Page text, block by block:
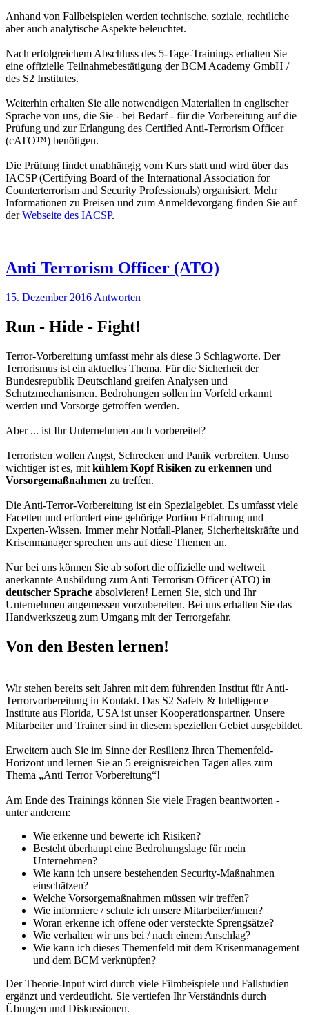
Anhand von Fallbeispielen werden technische, soziale, rechtliche
aber auch analytische Aspekte beleuchtet.
Nach erfolgreichem Abschluss des 5-Tage-Trainings erhalten Sie
eine offizielle Teilnahmebestätigung der BCM Academy GmbH /
des S2 Institutes.
Weiterhin erhalten Sie alle notwendigen Materialien in englischer
Sprache von uns, die Sie - bei Bedarf - für die Vorbereitung auf die
Prüfung und zur Erlangung des Certified Anti-Terrorism Officer
(cATO™) benötigen.
Die Prüfung findet unabhängig vom Kurs statt und wird über das
IACSP (Certifying Board of the International Association for
Counterterrorism and Security Professionals) organisiert. Mehr
Informationen zu Preisen und zum Anmeldevorgang finden Sie auf
derWebseite des IACSP.
Anti Terrorism Officer (ATO)
15. Dezember 2016 Antworten
Run - Hide - Fight!
Terror-Vorbereitung umfasst mehr als diese 3 Schlagworte. Der
Terrorismus ist ein aktuelles Thema. Für die Sicherheit der
Bundesrepublik Deutschland greifen Analysen und
Schutzmechanismen. Bedrohungen sollen im Vorfeld erkannt
werden und Vorsorge getroffen werden.
Aber ... ist Ihr Unternehmen auch vorbereitet?
Terroristen wollen Angst, Schrecken und Panik verbreiten. Umso
wichtiger ist es, mit kühlem Kopf Risiken zu erkennen und
Vorsorgemaßnahmen zu treffen.
Die Anti-Terror-Vorbereitung ist ein Spezialgebiet. Es umfasst viele
Facetten und erfordert eine gehörige Portion Erfahrung und
Experten-Wissen. Immer mehr Notfall-Planer, Sicherheitskräfte und
Krisenmanager sprechen uns auf diese Themen an.
Nur bei uns können Sie ab sofort die offizielle und weltweit
anerkannte Ausbildung zum Anti Terrorism Officer (ATO) in
deutscher Sprache absolvieren! Lernen Sie, sich und Ihr
Unternehmen angemessen vorzubereiten. Bei uns erhalten Sie das
Handwerkszeug zum Umgang mit der Terrorgefahr.
Von den Besten lernen!
Wir stehen bereits seit Jahren mit dem führenden Institut für Anti-
Terrorvorbereitung in Kontakt. Das S2 Safety & Intelligence
Institute aus Florida, USA ist unser Kooperationspartner. Unsere
Mitarbeiter und Trainer sind in diesem speziellen Gebiet ausgebildet.
Erweitern auch Sie im Sinne der Resilienz Ihren Themenfeld-
Horizont und lernen Sie an 5 ereignisreichen Tagen alles zum
Thema „Anti Terror Vorbereitung“!
Am Ende des Trainings können Sie viele Fragen beantworten -
unter anderem:
Wie erkenne und bewerte ich Risiken?
Besteht überhaupt eine Bedrohungslage für mein
Unternehmen?
Wie kann ich unsere bestehenden Security-Maßnahmen
einschätzen?
Welche Vorsorgemaßnahmen müssen wir treffen?
Wie informiere / schule ich unsere Mitarbeiter/innen?
Woran erkenne ich offene oder versteckte Sprengsätze?
Wie verhalten wir uns bei / nach einem Anschlag?
Wie kann ich dieses Themenfeld mit dem Krisenmanagement
und dem BCM verknüpfen?
Der Theorie-Input wird durch viele Filmbeispiele und Fallstudien
ergänzt und verdeutlicht. Sie vertiefen Ihr Verständnis durch
Übungen und Diskussionen.